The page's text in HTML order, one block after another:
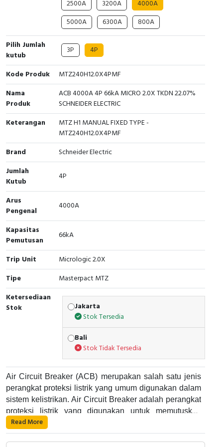
Cable Operated Switch
Signalling Columns
Safety Sensors
Pressure Switch
Ultrasonic & Rotary Encoder
Inductive Sensors
Photoelectric
Cam Switch
RFID
Capacitive Sensors
Safety Switch
Radio Frequency
2500A
3200A
4000A
5000A
6300A
800A
Pilih Jumlah
kutub
3P 4P
Kode Produk
MTZ240H12.0X4PMF
Nama
Produk
ACB 4000A 4P 66kA MICRO 2.0X TKDN 22.07%
SCHNEIDER ELECTRIC
Keterangan
MTZ H1 MANUAL FIXED TYPE -
MTZ240H12.0X4PMF
Brand
Schneider Electric
Jumlah
Kutub
4P
Arus
Pengenal
4000A
Kapasitas
Pemutusan
66kA
Trip Unit
Micrologic 2.0X
Tipe
Masterpact MTZ
Ketersediaan
Stok
Jakarta
Stok Tersedia
Bali
Stok Tidak Tersedia
Air Circuit Breaker (ACB) merupakan salah satu jenis
perangkat proteksi listrik yang umum digunakan dalam
sistem kelistrikan. Air Circuit Breaker adalah perangkat
proteksi listrik yang digunakan untuk memutuskan
aliran listrik pada suatu rangkaian listrik saat terjadi
gangguan atau kelebihan arus. Alat ini umumnya
digunakan di dalam panel listrik industri dan dapat
Air Circuit Breaker bekerja dengan cara memutuskan
aliran listrik pada suatu rangkaian listrik saat terjadi
Read More